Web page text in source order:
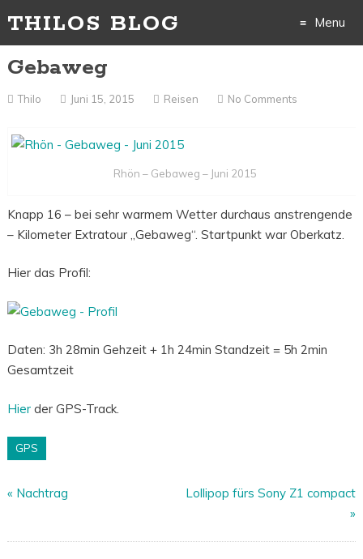
THILOS BLOG Menu
Gebaweg
Thilo Juni 15, 2015 Reisen No Comments
Rhön – Gebaweg – Juni 2015
Knapp 16 – bei sehr warmem Wetter durchaus anstrengende
– Kilometer Extratour „Gebaweg“. Startpunkt war Oberkatz.
Hier das Profil:
Daten: 3h 28min Gehzeit + 1h 24min Standzeit = 5h 2min
Gesamtzeit
Hierder GPS-Track.
GPS
« Nachtrag
Lollipop fürs Sony Z1 compact
»